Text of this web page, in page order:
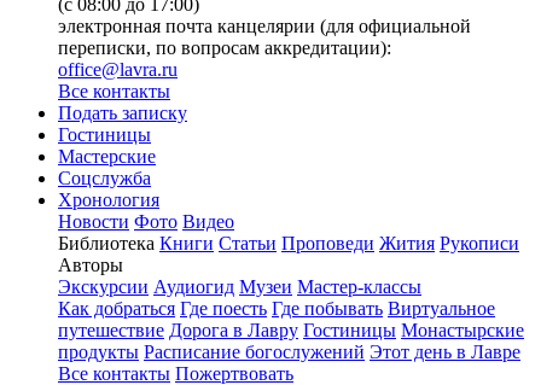
электронная почта канцелярии (для официальной
переписки, по вопросам аккредитации):
office@lavra.ru
Все контакты
Подать записку
Гостиницы
Мастерские
Соцслужба
Хронология
Новости Фото Видео
Библиотека Книги Статьи Проповеди Жития Рукописи
Авторы
Экскурсии Аудиогид Музеи Мастер-классы
Как добраться Где поесть Где побывать Виртуальное
путешествие Дорога в Лавру Гостиницы Монастырские
продукты Расписание богослужений Этот день в Лавре
Все контакты Пожертвовать